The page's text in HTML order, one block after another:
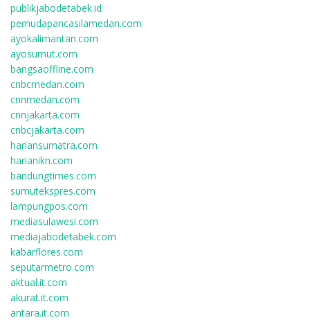
publikjabodetabek.id
pemudapancasilamedan.com
ayokalimantan.com
ayosumut.com
bangsaoffline.com
cnbcmedan.com
cnnmedan.com
cnnjakarta.com
cnbcjakarta.com
hariansumatra.com
harianikn.com
bandungtimes.com
sumutekspres.com
lampungpos.com
mediasulawesi.com
mediajabodetabek.com
kabarflores.com
seputarmetro.com
aktual.it.com
akurat.it.com
antara.it.com